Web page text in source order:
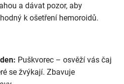
a dávat pozor, aby
k ošetření hemoroidů.
Puškvorec – osvěží vás čaj
se žvýkají. Zbavuje